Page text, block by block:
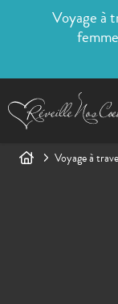
Voyage à
Voyage à